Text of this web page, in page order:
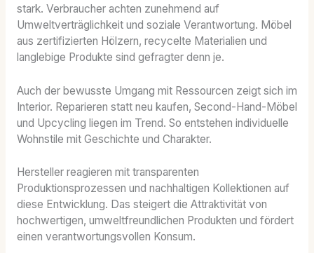
stark. Verbraucher achten zunehmend auf
Umweltverträglichkeit und soziale Verantwortung. Möbel
aus zertifizierten Hölzern, recycelte Materialien und
langlebige Produkte sind gefragter denn je.
Auch der bewusste Umgang mit Ressourcen zeigt sich im
Interior. Reparieren statt neu kaufen, Second-Hand-Möbel
und Upcycling liegen im Trend. So entstehen individuelle
Wohnstile mit Geschichte und Charakter.
Hersteller reagieren mit transparenten
Produktionsprozessen und nachhaltigen Kollektionen auf
diese Entwicklung. Das steigert die Attraktivität von
hochwertigen, umweltfreundlichen Produkten und fördert
einen verantwortungsvollen Konsum.